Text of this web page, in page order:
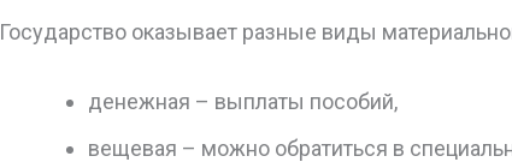
Государство оказывает разные виды
денежная – выплаты пособий,
вещевая – можно обратиться в